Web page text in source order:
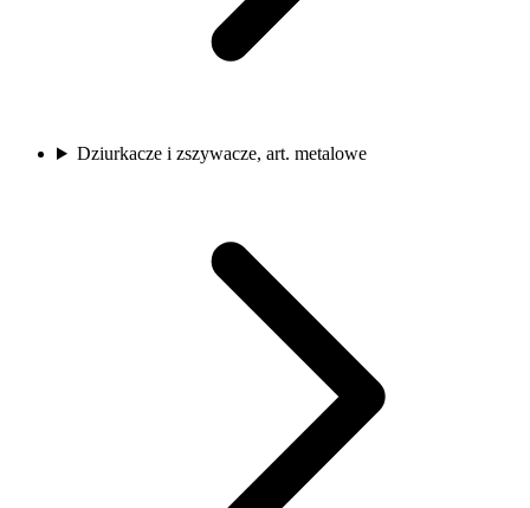
Dziurkacze i zszywacze, art. metalowe